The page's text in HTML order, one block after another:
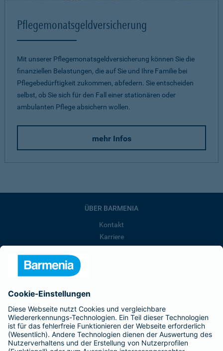
Pflegemonatsgeld­versicherung
Mit unserer Pflegemonatsgeld­versicherung können Sie die
finanziellen Belastungen, die auf Sie und Ihre Familie bei
Pflegebedürftigkeit zukommen, abfedern. Sie entscheiden
selbst, ob Sie sich für den Fall einer stationären oder
ambulanten Pflege absichern wollen.
mehr Infos
ÜBER BARMENIA
Kontakt
Karriere
Barmenia ist Teil der BarmeniaGothaer
BELIEBTE SEITEN
Kranken-Zusatzversicherung
Tierversicherungen